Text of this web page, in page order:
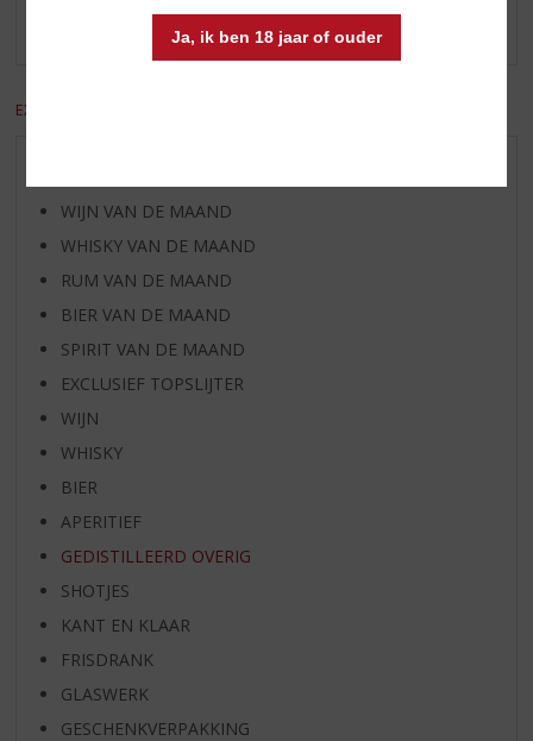
Ja, ik ben 18 jaar of ouder
Er zijn nog geen reviews geplaatst voor dit product
EXCL. BTW
WIJN VAN DE MAAND
WHISKY VAN DE MAAND
RUM VAN DE MAAND
BIER VAN DE MAAND
SPIRIT VAN DE MAAND
EXCLUSIEF TOPSLIJTER
WIJN
WHISKY
BIER
APERITIEF
GEDISTILLEERD OVERIG
SHOTJES
KANT EN KLAAR
FRISDRANK
GLASWERK
GESCHENKVERPAKKING